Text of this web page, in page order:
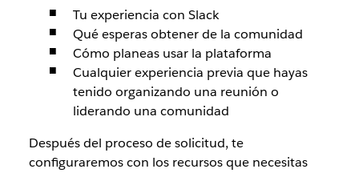
Tu experiencia con Slack
Qué esperas obtener de la comunidad
Cómo planeas usar la plataforma
Cualquier experiencia previa que hayas
tenido organizando una reunión o
liderando una comunidad
Después del proceso de solicitud, te
configuraremos con los recursos que necesitas